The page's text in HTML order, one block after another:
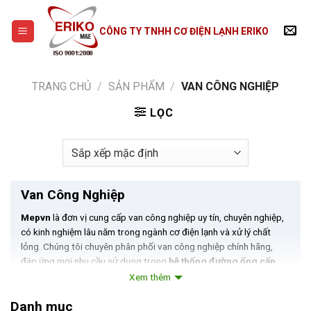
content
CÔNG TY TNHH CƠ ĐIỆN LẠNH ERIKO
TRANG CHỦ / SẢN PHẨM / VAN CÔNG NGHIỆP
LỌC
Van Công Nghiệp
Mepvn là đơn vị cung cấp van công nghiệp uy tín, chuyên nghiệp,
có kinh nghiệm lâu năm trong ngành cơ điện lạnh và xử lý chất
lỏng. Chúng tôi chuyên phân phối van công nghiệp chính hãng,
đáp ứng mọi nhu cầu sử dụng trong hệ thống đường ống cấp
thoát nước, khí nén, hơi nóng, PCCC, HVAC và hóa chất
Danh mục sản phẩm đa dạng gồm:
Xem thêm
Danh mục